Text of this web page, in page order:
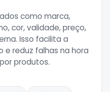
como marca,
cor, validade, preço,
Isso facilita a
reduz falhas na hora
produtos.